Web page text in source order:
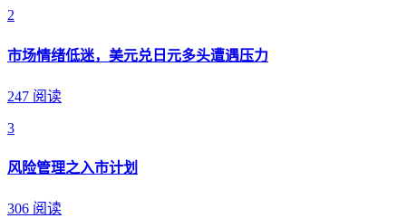
2
市场情绪低迷，美元兑日元多头遭遇压力
247 阅读
3
风险管理之入市计划
306 阅读